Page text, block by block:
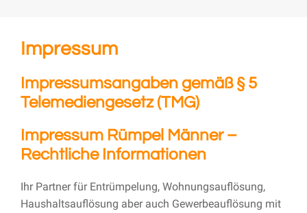
Impressum
Impressumsangaben gemäß § 5
Telemediengesetz (TMG)
Impressum Rümpel Männer –
Rechtliche Informationen
Ihr Partner für Entrümpelung, Wohnungsauflösung,
Haushaltsauflösung aber auch Gewerbeauflösung mit